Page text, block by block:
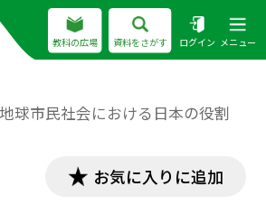
教科の広場 資料をさがす ログイン メニュー
球市民社会における日本の役割
お気に入りに追加